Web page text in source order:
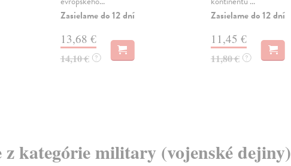
Zasielame do 12 dní
13,68 €
14,10 € ?
Zasielame do 12 dní
11,45 €
11,80 € ?
z kategórie military (vojenské dejiny)